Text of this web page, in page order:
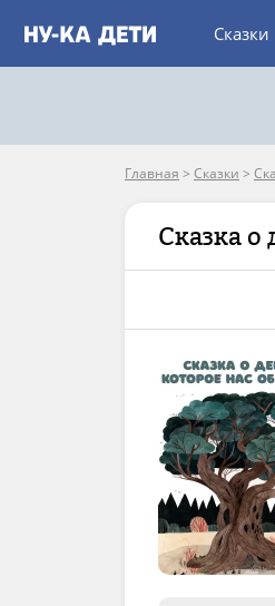
Сказки
Главная > Сказки >
Сказка о